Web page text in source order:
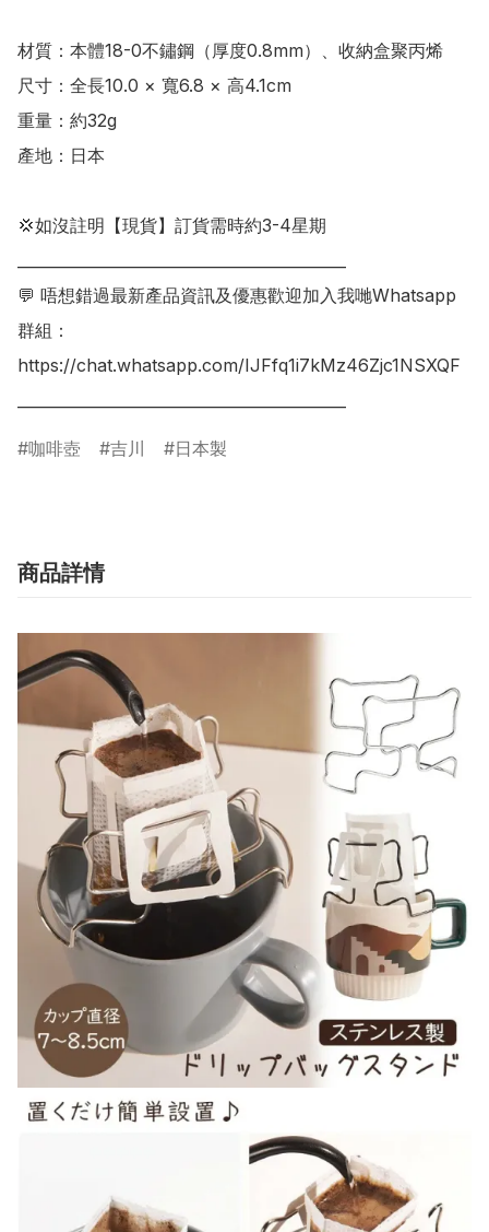
材質：本體18-0不鏽鋼（厚度0.8mm）、收納盒聚丙烯
尺寸：全長10.0 × 寬6.8 × 高4.1cm
重量：約32g
產地：日本
💢如沒註明【現貨】訂貨需時約3-4星期
💬 唔想錯過最新產品資訊及優惠歡迎加入我哋Whatsapp
群組：
https://chat.whatsapp.com/IJFfq1i7kMz46Zjc1NSXQF
咖啡壺 吉川 日本製
商品詳情